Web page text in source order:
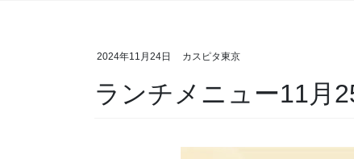
2024年11月24日 カスピタ東京
ランチメニュー11月